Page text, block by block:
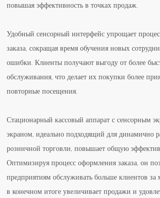
повышая эффективность в точках продаж.
Удобный сенсорный интерфейс упрощает
заказа, сокращая время обучения новых
ошибки. Клиенты получают выгоду от более
обслуживания, что делает их покупки более
повторные посещения.
Стационарный кассовый аппарат с сенсорным
экраном, идеально подходящий для динамично
розничной торговли, повышает общую
Оптимизируя процесс оформления заказа, он
предприятиям обслуживать больше клиентов за
в конечном итоге увеличивает продажи и